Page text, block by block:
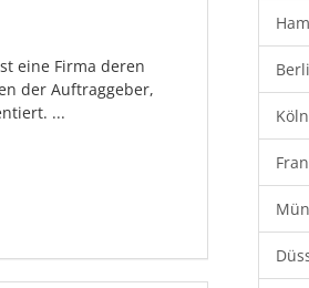
eine Firma deren
der Auftraggeber,
...
Köln